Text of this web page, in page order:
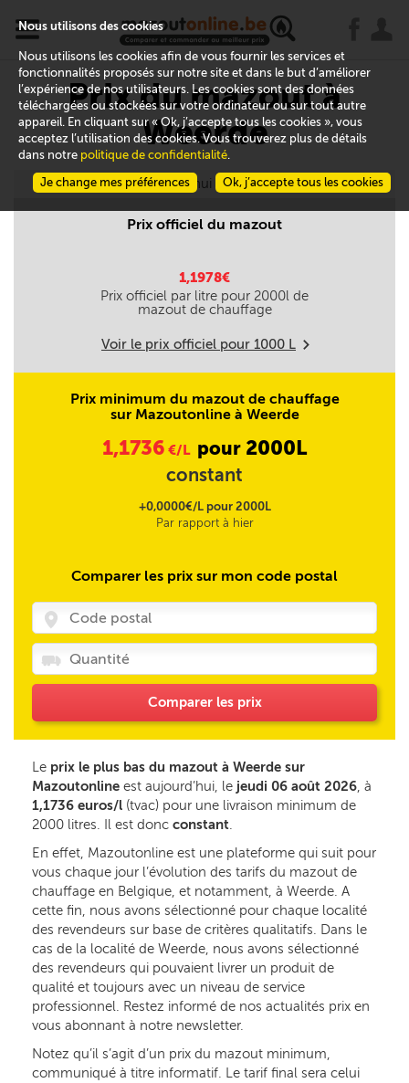
x
Prix du mazout à
Weerde
Aujourd'hui le 06/08
Prix officiel du mazout
1,1978€
Prix officiel par litre pour 2000l de
mazout de chauffage
Voir le prix officiel pour 1000 L m
Prix minimum du mazout de chauffage
sur Mazoutonline à Weerde
1,1736 €/L pour 2000L
constant
+0,0000€/L pour 2000L
Par rapport à hier
Comparer les prix sur mon code postal
Comparer les prix
Le prix le plus bas du mazout à Weerde sur
Mazoutonline est aujourd’hui, le jeudi 06 août 2026, à
1,1736 euros/l (tvac) pour une livraison minimum de
2000 litres. Il est donc constant.
En effet, Mazoutonline est une plateforme qui suit pour
vous chaque jour l’évolution des tarifs du mazout de
chauffage en Belgique, et notamment, à Weerde. A
cette fin, nous avons sélectionné pour chaque localité
des revendeurs sur base de critères qualitatifs. Dans le
cas de la localité de Weerde, nous avons sélectionné
des revendeurs qui pouvaient livrer un produit de
qualité et toujours avec un niveau de service
professionnel. Restez informé de nos actualités prix en
vous abonnant à notre newsletter.
Notez qu’il s’agit d’un prix du mazout minimum,
communiqué à titre informatif. Le tarif final sera celui
Nous utilisons des cookies
Nous utilisons les cookies afin de vous fournir les services et
fonctionnalités proposés sur notre site et dans le but d’améliorer
l’expérience de nos utilisateurs. Les cookies sont des données
téléchargées ou stockées sur votre ordinateur ou sur tout autre
appareil. En cliquant sur « Ok, j’accepte tous les cookies », vous
acceptez l’utilisation des cookies. Vous trouverez plus de détails
dans notre politique de confidentialité.
Ok, j’accepte tous les cookies
Je change mes préférences